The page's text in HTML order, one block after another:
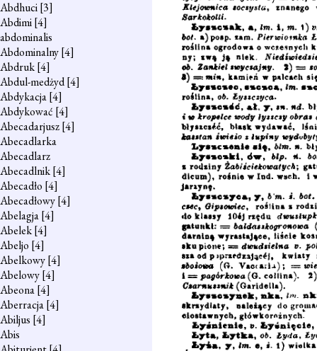
Abdhuci[3]
Abdimi[4]
abdominalis
Abdominalny[4]
Abdruk[4]
Abdul-medżyd[4]
Abdykacja[4]
Abdykować [4]
Abecadarjusz[4]
Abecadlarka
Abecadlarz
Abecadlnik[4]
Abecadło [4]
Abecadłowy[4]
Abelagja[4]
Abelek[4]
Abeljo [4]
Abelkowy[4]
Abelowy[4]
Abeona[4]
Aberracja[4]
Abiljus [4]
Abis